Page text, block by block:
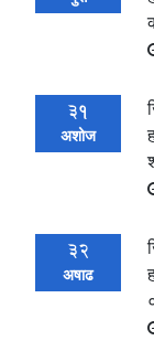
31
अशोज
32
अषाढ